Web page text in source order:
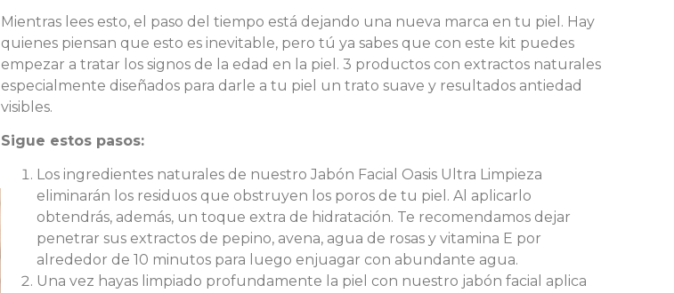
Mientras lees esto, el paso del tiempo está dejando una nueva marca en tu piel. Hay
quienes piensan que esto es inevitable, pero tú ya sabes que con este kit puedes
empezar a tratar los signos de la edad en la piel. 3 productos con extractos naturales
especialmente diseñados para darle a tu piel un trato suave y resultados antiedad
visibles.
Sigue estos pasos:
Los ingredientes naturales de nuestro Jabón Facial Oasis Ultra Limpieza
eliminarán los residuos que obstruyen los poros de tu piel. Al aplicarlo
obtendrás, además, un toque extra de hidratación. Te recomendamos dejar
penetrar sus extractos de pepino, avena, agua de rosas y vitamina E por
alrededor de 10 minutos para luego enjuagar con abundante agua.
Una vez hayas limpiado profundamente la piel con nuestro jabón facial aplica